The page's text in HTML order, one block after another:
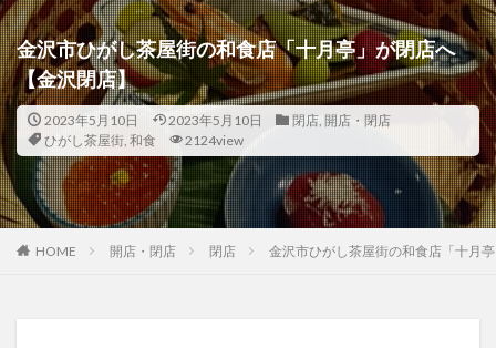
金沢市ひがし茶屋街の和食店「十月亭」が閉店へ
【金沢閉店】
2023年5月10日 2023年5月10日 閉店, 開店・閉店
ひがし茶屋街, 和食 2124view
HOME 開店・閉店 閉店 金沢市ひがし茶屋街の和食店「十月